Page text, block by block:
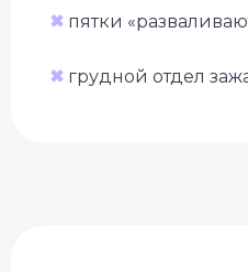
✖ пятки
✖ грудной отдел